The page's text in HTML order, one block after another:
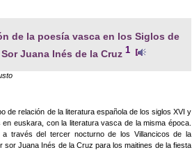
de la poesía vasca en los Siglos de
Juana Inés de la Cruz 1
de relación de la literatura española de los siglos XVI y
euskara, con la literatura vasca de la misma época.
través del tercer nocturno de los Villancicos de la
sor Juana Inés de la Cruz para los maitines de la fiesta